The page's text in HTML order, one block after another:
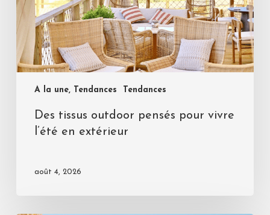
A la une, Tendances Tendances
Des tissus outdoor pensés pour vivre
l’été en extérieur
août 4, 2026